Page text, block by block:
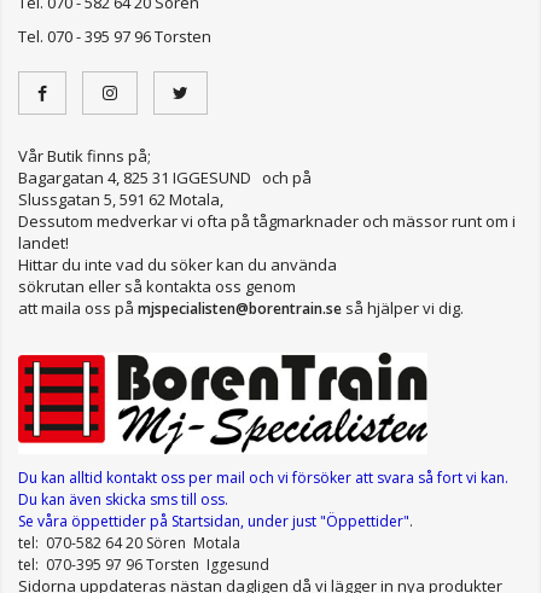
Tel. 070 - 395 97 96 Torsten
Vår Butik finns på;
Bagargatan 4, 825 31 IGGESUND och på
Slussgatan 5, 591 62 Motala,
Dessutom medverkar vi ofta på tågmarknader och mässor runt om i
landet!
Hittar du inte vad du söker kan du använda
sökrutan eller så kontakta oss genom
att maila oss på mjspecialisten@borentrain.se så hjälper vi dig.
Du kan alltid kontakt oss per mail och vi försöker att svara så fort vi kan.
Du kan även skicka sms till oss.
Se våra öppettiderpå Startsidan, under just "Öppettider".
tel: 070-582 64 20 Sören Motala
tel: 070-395 97 96 Torsten Iggesund
Sidorna uppdateras nästan dagligen då vi lägger in nya produkter